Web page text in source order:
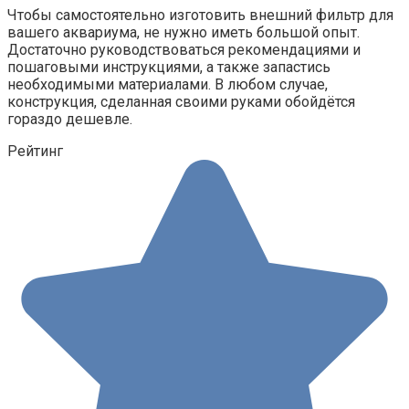
Чтобы самостоятельно изготовить внешний фильтр для
вашего аквариума, не нужно иметь большой опыт.
Достаточно руководствоваться рекомендациями и
пошаговыми инструкциями, а также запастись
необходимыми материалами. В любом случае,
конструкция, сделанная своими руками обойдётся
гораздо дешевле.
Рейтинг